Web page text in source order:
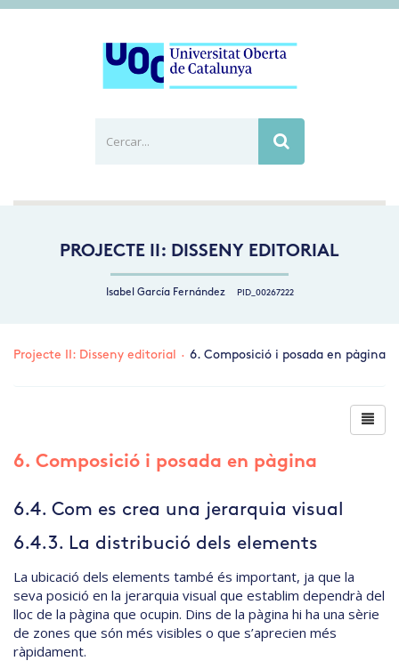
PROJECTE II: DISSENY EDITORIAL
Isabel García Fernández PID_00267222
Projecte II: Disseny editorial · 6. Composició i posada en pàgina
6. Composició i posada en pàgina
6.4. Com es crea una jerarquia visual
6.4.3. La distribució dels elements
La ubicació dels elements també és important, ja que la
seva posició en la jerarquia visual que establim dependrà del
lloc de la pàgina que ocupin. Dins de la pàgina hi ha una sèrie
de zones que són més visibles o que s’aprecien més
ràpidament.